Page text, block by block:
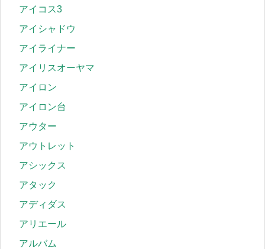
アイコス3
アイシャドウ
アイライナー
アイリスオーヤマ
アイロン
アイロン台
アウター
アウトレット
アシックス
アタック
アディダス
アリエール
アルバム